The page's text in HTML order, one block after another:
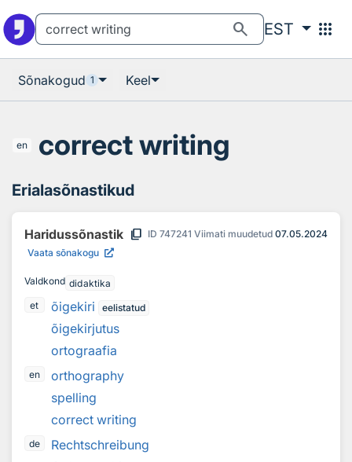
search EST apps
Sõnakogud 1 Keel
en correct writing
Erialasõnastikud
Haridussõnastik content_copy ID 747241 Viimati muudetud 07.05.2024
Vaata sõnakogu
Valdkond didaktika
et
õigekiri eelistatud
õigekirjutus
ortograafia
en
orthography
spelling
correct writing
de
Rechtschreibung